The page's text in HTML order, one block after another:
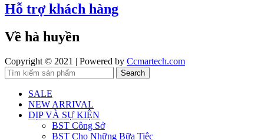
Hỗ trợ khách hàng
Về hà huyền
Copyright © 2021 | Powered by Ccmartech.com
Search
SALE
NEW ARRIVAL
DỊP VÀ SỰ KIỆN
BST Công Sở
BST Cho Những Bữa Tiệc